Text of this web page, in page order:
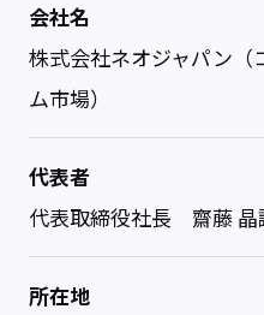
会社名
株式会社ネオジャパン（
ム市場）
代表者
代表取締役社長 齋藤 晶
所在地